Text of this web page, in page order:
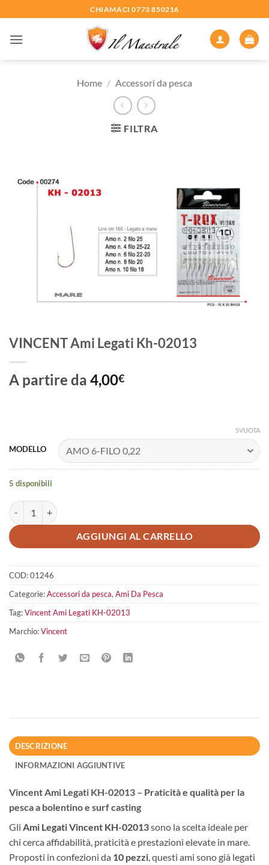
ai
contenuti
CHIAMACI 0773 850216
Home / Accessori da pesca
FILTRA
VINCENT Ami Legati Kh-02013
A partire da 4,00€
MODELLO
SVUOTA
5 disponibili
VINCENT Ami Legati Kh-02013 quantità
AGGIUNGI AL CARRELLO
COD:01246
Categorie:Accessori da pesca, Ami Da Pesca
Tag:Vincent Ami Legati KH-02013
Marchio:Vincent
DESCRIZIONE
INFORMAZIONI AGGIUNTIVE
Vincent Ami Legati KH-02013 – Praticità e qualità per la
pesca a bolentino e surf casting
Gli Ami Legati Vincent KH-02013sono la scelta ideale per
chi cerca affidabilità, praticità e prestazioni elevate in mare.
Proposti in confezioni da 10 pezzi , questi ami sono già legati